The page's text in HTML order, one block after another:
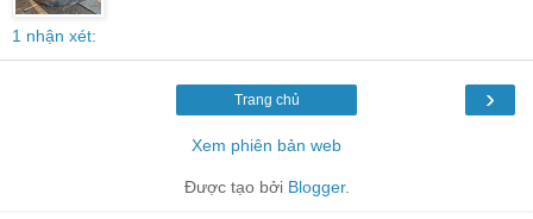
1 nhận xét:
›
Trang chủ
Xem phiên bản web
Được tạo bởi Blogger.